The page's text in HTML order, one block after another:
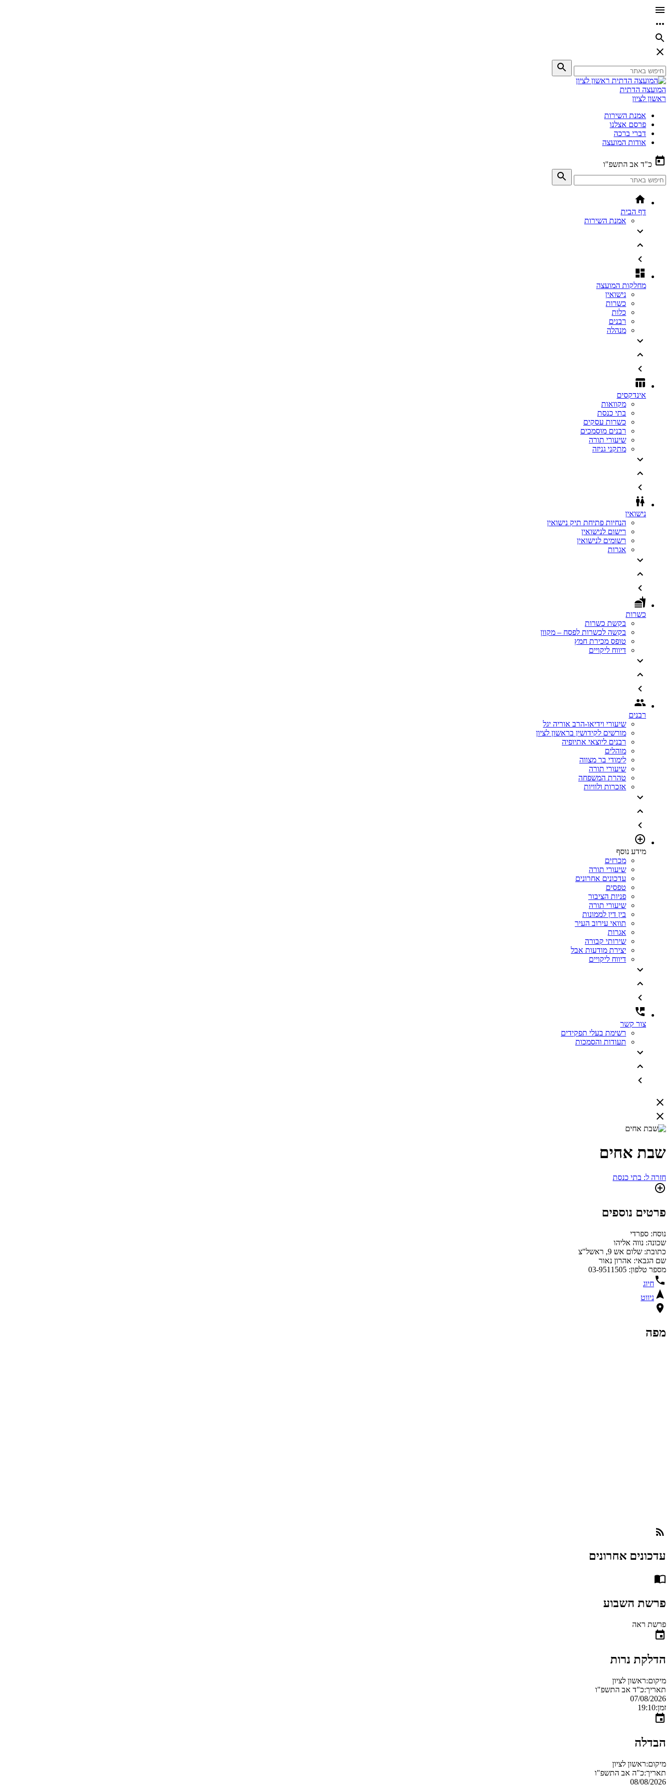
המועצה הדתית
ראשון לציון
אמנת השירות
פרסם אצלנו
דברי ברכה
אודות המועצה
כ"ד אב התשפ"ו
דף הבית
אמנת השירות
מחלקות המועצה
נישואין
כשרות
כלות
רבנים
מנהלה
אינדקסים
מקוואות
בתי כנסת
כשרות עסקים
רבנים מוסמכים
שיעורי תורה
מתקני גניזה
נישואין
הנחיות פתיחת תיק נישואין
רישום לנישואין
רשומים לנישואין
אגרות
כשרות
בקשת כשרות
בקשה לכשרות לפסח – מקוון
טופס מכירת חמץ
דיווח ליקויים
רבנים
שיעורי וידיאו-הרב אוריה יגל
מורשים לקידושין בראשון לציון
רבנים ליוצאי אתיופיה
מוהלים
לימודי בר מצווה
שיעורי תורה
טהרת המשפחה
אזכרות ולוויות
מידע נוסף
מכרזים
שיעורי תורה
עדכונים אחרונים
טפסים
פניות הציבור
שיעורי תורה
בין דין לממונות
תוואי עירוב העיר
אגרות
שירותי קבורה
יצירת מודעות אבל
דיווח ליקויים
צור קשר
רשימת בעלי תפקידים
תעודות והסמכות
שבת אחים
חזרה ל: בתי כנסת
פרטים נוספים
נוסח: ספרדי
שכונה: נווה אליהו
כתובת: שלום אש 9, ראשל"צ
שם הגבאי: אהרון נאור
מספר טלפון: 03-9511505
חיוג
ניווט
מפה
עדכונים אחרונים
פרשת השבוע
פרשת ראה
הדלקת נרות
מיקום:ראשון לציון
תאריך:כ"ד אב התשפ"ו
07/08/2026
זמן:19:10
הבדלה
מיקום:ראשון לציון
תאריך:כ"ה אב התשפ"ו
08/08/2026